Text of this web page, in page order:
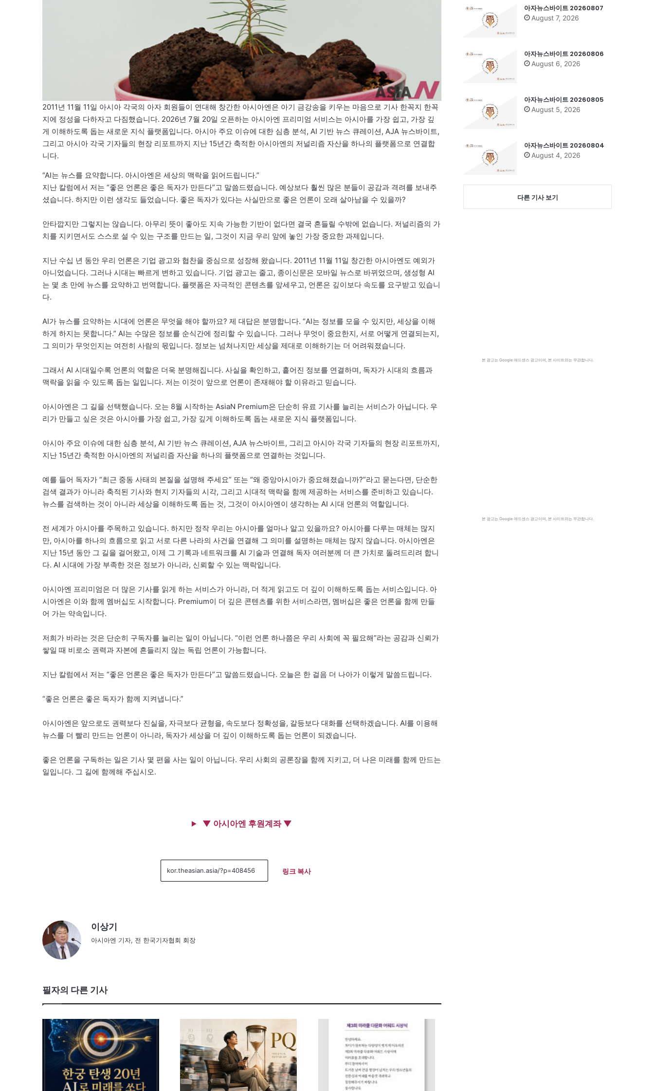
2011년 11월 11일 아시아 각국의 아자 회원들이 연대해 창간한 아시아엔은 아기 금강송을 키우는 마음으로 기사 한꼭지 한꼭
지에 정성을 다하자고 다짐했습니다. 2026년 7월 20일 오픈하는 아시아엔 프리미엄 서비스는 아시아를 가장 쉽고, 가장 깊
게 이해하도록 돕는 새로운 지식 플랫폼입니다. 아시아 주요 이슈에 대한 심층 분석, AI 기반 뉴스 큐레이션, AJA 뉴스바이트,
그리고 아시아 각국 기자들의 현장 리포트까지 지난 15년간 축적한 아시아엔의 저널리즘 자산을 하나의 플랫폼으로 연결합
니다.
“AI는 뉴스를 요약합니다. 아시아엔은 세상의 맥락을 읽어드립니다.”
지난 칼럼에서 저는 “좋은 언론은 좋은 독자가 만든다”고 말씀드렸습니다. 예상보다 훨씬 많은 분들이 공감과 격려를 보내주
셨습니다. 하지만 이런 생각도 들었습니다. 좋은 독자가 있다는 사실만으로 좋은 언론이 오래 살아남을 수 있을까?
안타깝지만 그렇지는 않습니다. 아무리 뜻이 좋아도 지속 가능한 기반이 없다면 결국 흔들릴 수밖에 없습니다. 저널리즘의 가
치를 지키면서도 스스로 설 수 있는 구조를 만드는 일, 그것이 지금 우리 앞에 놓인 가장 중요한 과제입니다.
지난 수십 년 동안 우리 언론은 기업 광고와 협찬을 중심으로 성장해 왔습니다. 2011년 11월 11일 창간한 아시아엔도 예외가
아니었습니다. 그러나 시대는 빠르게 변하고 있습니다. 기업 광고는 줄고, 종이신문은 모바일 뉴스로 바뀌었으며, 생성형 AI
는 몇 초 만에 뉴스를 요약하고 번역합니다. 플랫폼은 자극적인 콘텐츠를 앞세우고, 언론은 깊이보다 속도를 요구받고 있습니
다.
AI가 뉴스를 요약하는 시대에 언론은 무엇을 해야 할까요? 제 대답은 분명합니다. “AI는 정보를 모을 수 있지만, 세상을 이해
하게 하지는 못합니다.” AI는 수많은 정보를 순식간에 정리할 수 있습니다. 그러나 무엇이 중요한지, 서로 어떻게 연결되는지,
그 의미가 무엇인지는 여전히 사람의 몫입니다. 정보는 넘쳐나지만 세상을 제대로 이해하기는 더 어려워졌습니다.
그래서 AI 시대일수록 언론의 역할은 더욱 분명해집니다. 사실을 확인하고, 흩어진 정보를 연결하며, 독자가 시대의 흐름과
맥락을 읽을 수 있도록 돕는 일입니다. 저는 이것이 앞으로 언론이 존재해야 할 이유라고 믿습니다.
아시아엔은 그 길을 선택했습니다. 오는 8월 시작하는 AsiaN Premium은 단순히 유료 기사를 늘리는 서비스가 아닙니다. 우
리가 만들고 싶은 것은 아시아를 가장 쉽고, 가장 깊게 이해하도록 돕는 새로운 지식 플랫폼입니다.
아시아 주요 이슈에 대한 심층 분석, AI 기반 뉴스 큐레이션, AJA 뉴스바이트, 그리고 아시아 각국 기자들의 현장 리포트까지,
지난 15년간 축적한 아시아엔의 저널리즘 자산을 하나의 플랫폼으로 연결하는 것입니다.
예를 들어 독자가 “최근 중동 사태의 본질을 설명해 주세요” 또는 “왜 중앙아시아가 중요해졌습니까?”라고 묻는다면, 단순한
검색 결과가 아니라 축적된 기사와 현지 기자들의 시각, 그리고 시대적 맥락을 함께 제공하는 서비스를 준비하고 있습니다.
뉴스를 검색하는 것이 아니라 세상을 이해하도록 돕는 것, 그것이 아시아엔이 생각하는 AI 시대 언론의 역할입니다.
전 세계가 아시아를 주목하고 있습니다. 하지만 정작 우리는 아시아를 얼마나 알고 있을까요? 아시아를 다루는 매체는 많지
만, 아시아를 하나의 흐름으로 읽고 서로 다른 나라의 사건을 연결해 그 의미를 설명하는 매체는 많지 않습니다. 아시아엔은
지난 15년 동안 그 길을 걸어왔고, 이제 그 기록과 네트워크를 AI 기술과 연결해 독자 여러분께 더 큰 가치로 돌려드리려 합니
다. AI 시대에 가장 부족한 것은 정보가 아니라, 신뢰할 수 있는 맥락입니다.
아시아엔 프리미엄은 더 많은 기사를 읽게 하는 서비스가 아니라, 더 적게 읽고도 더 깊이 이해하도록 돕는 서비스입니다. 아
시아엔은 이와 함께 멤버십도 시작합니다. Premium이 더 깊은 콘텐츠를 위한 서비스라면, 멤버십은 좋은 언론을 함께 만들
어 가는 약속입니다.
저희가 바라는 것은 단순히 구독자를 늘리는 일이 아닙니다. “이런 언론 하나쯤은 우리 사회에 꼭 필요해”라는 공감과 신뢰가
쌓일 때 비로소 권력과 자본에 흔들리지 않는 독립 언론이 가능합니다.
지난 칼럼에서 저는 “좋은 언론은 좋은 독자가 만든다”고 말씀드렸습니다. 오늘은 한 걸음 더 나아가 이렇게 말씀드립니다.
“좋은 언론은 좋은 독자가 함께 지켜냅니다.”
아시아엔은 앞으로도 권력보다 진실을, 자극보다 균형을, 속도보다 정확성을, 갈등보다 대화를 선택하겠습니다. AI를 이용해
뉴스를 더 빨리 만드는 언론이 아니라, 독자가 세상을 더 깊이 이해하도록 돕는 언론이 되겠습니다.
좋은 언론을 구독하는 일은 기사 몇 편을 사는 일이 아닙니다. 우리 사회의 공론장을 함께 지키고, 더 나은 미래를 함께 만드는
일입니다. 그 길에 함께해 주십시오.
▼ 아시아엔 후원계좌 ▼
링크 복사
이상기
아시아엔 기자, 전 한국기자협회 회장
필자의 다른 기사
아자뉴스바이트 20260807
August 7, 2026
아자뉴스바이트 20260806
August 6, 2026
아자뉴스바이트 20260805
August 5, 2026
아자뉴스바이트 20260804
August 4, 2026
다른 기사 보기
본 광고는 Google 애드센스 광고이며, 본 사이트와는 무관합니다.
본 광고는 Google 애드센스 광고이며, 본 사이트와는 무관합니다.